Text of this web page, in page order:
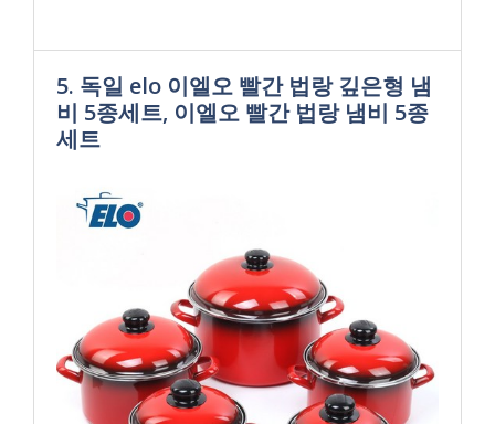
5. 독일 elo 이엘오 빨간 법랑 깊은형 냄
비 5종세트, 이엘오 빨간 법랑 냄비 5종
세트